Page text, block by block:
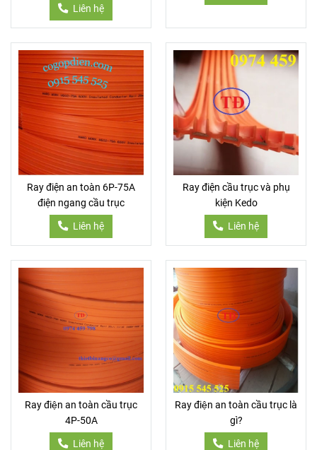
Liên hệ
Ray điện an toàn 6P-75A
điện ngang cầu trục
Liên hệ
Ray điện cầu trục và phụ
kiện Kedo
Liên hệ
Ray điện an toàn cầu trục
4P-50A
Liên hệ
Ray điện an toàn cầu trục là
gì?
Liên hệ